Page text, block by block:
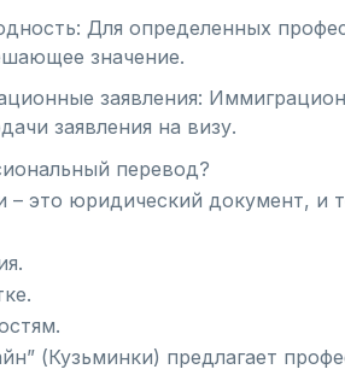
Для определенных
значение.
заявления:
заявления на визу.
перевод?
– это юридический документ, и
(Кузьминки) предлагает